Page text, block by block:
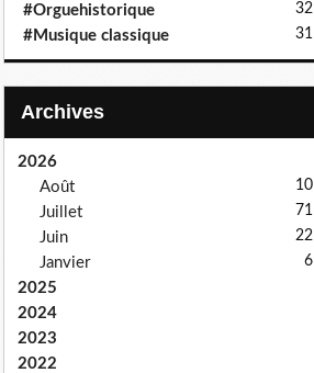
#Orguehistorique 32
#Musique classique 31
Archives
2026
Août
10
Juillet 71
Juin 22
Janvier 6
2025
2024
2023
2022